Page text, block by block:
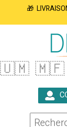
🎁
🇺🇲 🇲🇫